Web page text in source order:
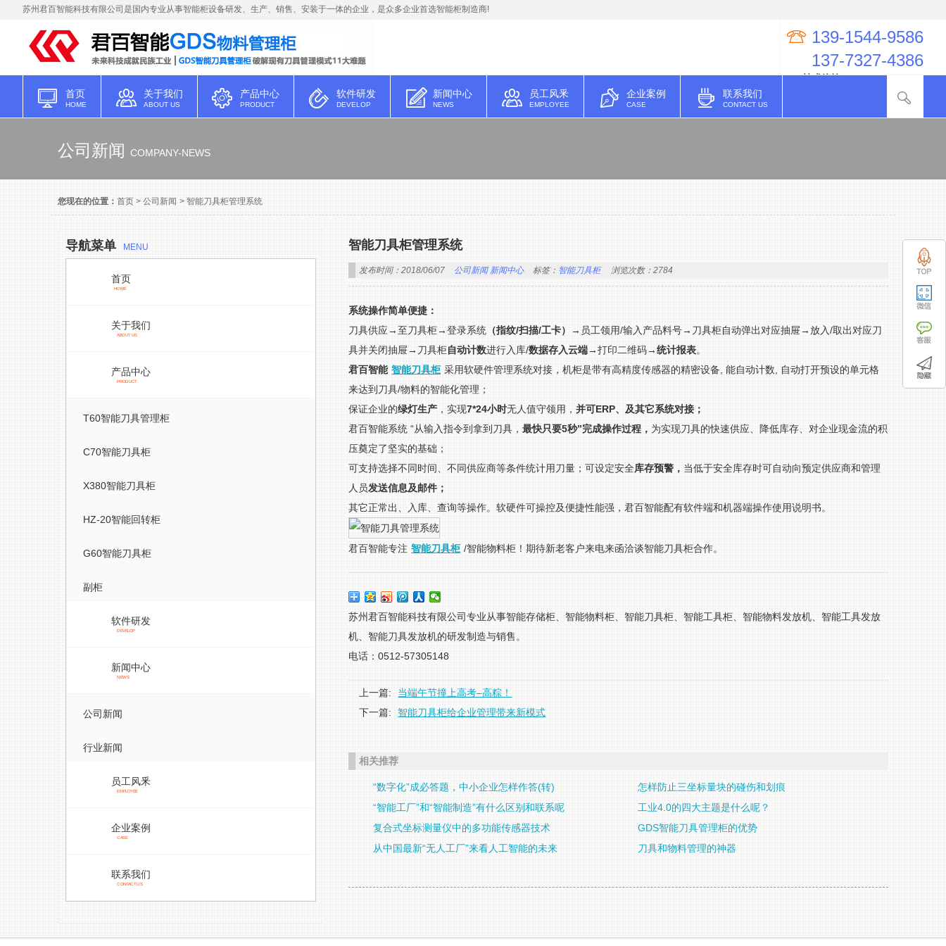
苏州君百智能科技有限公司是国内专业从事智能柜设备研发、生产、销售、安装于一体的企业，是众多企业首选智能柜制造商!
139-1544-9586
137-7327-4386
QQ技术咨询：274998623
首页
HOME
关于我们
ABOUT US
产品中心
PRODUCT
软件研发
DEVELOP
新闻中心
NEWS
员工风釆
EMPLOYEE
企业案例
CASE
联系我们
CONTACT US
公司新闻 COMPANY-NEWS
您现在的位置： 首页 > 公司新闻 > 智能刀具柜管理系统
导航菜单 MENU
首页
HOME
关于我们
ABOUT US
产品中心
PRODUCT
T60智能刀具管理柜
C70智能刀具柜
X380智能刀具柜
HZ-20智能回转柜
G60智能刀具柜
副柜
软件研发
DEVELOP
新闻中心
NEWS
公司新闻
行业新闻
员工风釆
EMPLOYEE
企业案例
CASE
联系我们
CONTACT US
智能刀具柜管理系统
发布时间：2018/06/07 公司新闻 新闻中心 标签： 智能刀具柜 浏览次数：2784
系统操作简单便捷：
刀具供应→至刀具柜→登录系统 （指纹/扫描/工卡）
→员工领用/输入产品料号→刀具柜自动弹出对应抽屉→放入/取出对应刀
具并关闭抽屉→刀具柜自动计数进行入库/数据存入云端→打印二维码→统计报表。
君百智能 智能刀具柜 采用软硬件管理系统对接，机柜是带有高精度传感器的精密设备, 能自动计数, 自动打开预设的单元格
来达到刀具/物料的智能化管理；
保证企业的绿灯生产 ，实现7*24小时无人值守领用， 并可ERP、及其它系统对接；
君百智能系统 “从输入指令到拿到刀具， 最快只要5秒”完成操作过程， 为实现刀具的快速供应、降低库存、对企业现金流的积
压奠定了坚实的基础；
可支持选择不同时间、不同供应商等条件统计用刀量；可设定安全库存预警， 当低于安全库存时可自动向预定供应商和管理
人员发送信息及邮件；
其它正常出、入库、查询等操作。软硬件可操控及便捷性能强，君百智能配有软件端和机器端操作使用说明书。
君百智能专注 智能刀具柜 /智能物料柜！期待新老客户来电来函洽谈智能刀具柜合作。
苏州君百智能科技有限公司专业从事智能存储柜、智能物料柜、智能刀具柜、智能工具柜、智能物料发放机、智能工具发放
机、智能刀具发放机的研发制造与销售。
电话：0512-57305148
上一篇:
当端午节撞上高考–高粽！
下一篇:
智能刀具柜给企业管理带来新模式
相关推荐
“数字化”成必答题，中小企业怎样作答(转)
怎样防止三坐标量块的碰伤和划痕
“智能工厂”和“智能制造”有什么区别和联系呢
工业4.0的四大主题是什么呢？
复合式坐标测量仪中的多功能传感器技术
GDS智能刀具管理柜的优势
从中国最新“无人工厂”来看人工智能的未来
刀具和物料管理的神器